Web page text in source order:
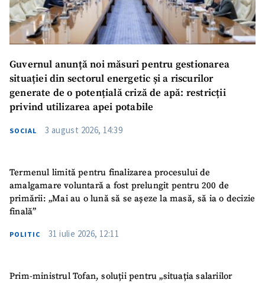
Guvernul anunță noi măsuri pentru gestionarea
situației din sectorul energetic și a riscurilor
generate de o potențială criză de apă: restricții
privind utilizarea apei potabile
SOCIAL 3 august 2026, 14:39
Termenul limită pentru finalizarea procesului de
amalgamare voluntară a fost prelungit pentru 200 de
primării: „Mai au o lună să se așeze la masă, să ia o decizie
finală”
POLITIC 31 iulie 2026, 12:11
Prim-ministrul Tofan, soluții pentru „situația salariilor